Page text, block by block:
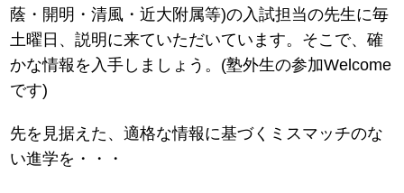
蔭・開明・清風・近大附属等)の入試担当の先生に毎
土曜日、説明に来ていただいています。そこで、確
かな情報を入手しましょう。(塾外生の参加Welcome
です)
先を見据えた、適格な情報に基づくミスマッチのな
い進学を・・・